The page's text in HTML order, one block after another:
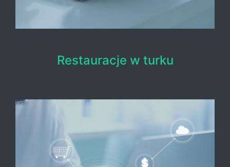
Restauracje w turku